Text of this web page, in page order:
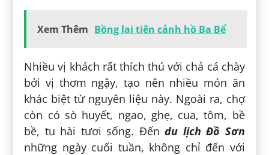
Xem Thêm Bồng lai tiên cảnh hồ Ba Bể
Nhiều vị khách rất thích thú với chả cá chày
bởi vị thơm ngậy, tạo nên nhiều món ăn
khác biệt từ nguyên liệu này. Ngoài ra, chợ
còn có sò huyết, ngao, ghẹ, cua, tôm, bề
bề, tu hài tươi sống. Đếndu lịch Đồ Sơn
những ngày cuối tuần, không chỉ đến với